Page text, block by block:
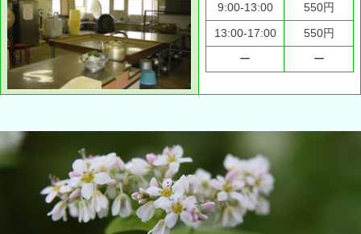
9:00-13:00
550円
13:00-17:00
550円
ー
ー